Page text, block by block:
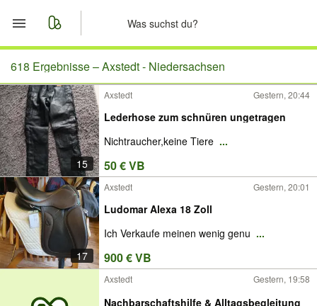
Start
Merkliste
Nachrichten
Anzeige aufgeben
618 Ergebnisse –Axstedt - Niedersachsen
15
Axstedt Gestern, 20:44
Lederhose zum schnüren ungetragen
Nichtraucher,keine Tiere ...
50 € VB
17
Axstedt Gestern, 20:01
Ludomar Alexa 18 Zoll
Ich Verkaufe meinen wenig genu ...
900 € VB
Axstedt Gestern, 19:58
Nachbarschaftshilfe & Alltagsbegleitung